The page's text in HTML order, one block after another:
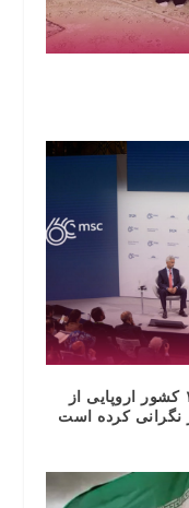
در نشست سال ۲۰۲۴ امنیتی مونیخ ۱۲ کشور اروپایی از
نگرانی کرده است